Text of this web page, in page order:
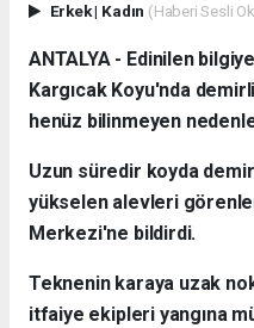
Erkek| Kadın (Haberi Sesli
ANTALYA - Edinilen
Kargıcak Koyu'nda
henüz bilinmeyen nedenle
Uzun süredir koyda
yükselen alevleri
Merkezi'ne bildirdi.
Teknenin karaya uzak
itfaiye ekipleri yangına